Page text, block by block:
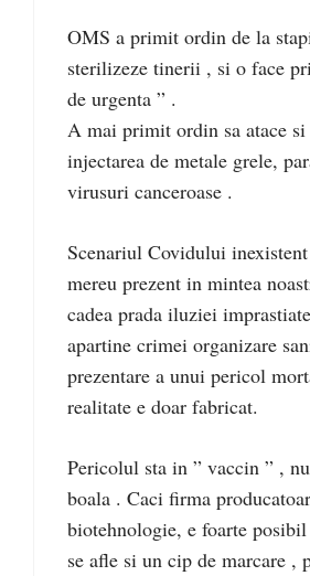
OMS a primit ordin de la
sterilizeze tinerii , si o face
de urgenta ” .
A mai primit ordin sa atace
injectarea de metale grele,
virusuri canceroase .
Scenariul Covidului
mereu prezent in mintea
cadea prada iluziei
apartine crimei organizare
prezentare a unui pericol
realitate e doar fabricat.
Pericolul sta in ” vaccin ” ,
boala . Caci firma
biotehnologie, e foarte
se afle si un cip de marcare ,